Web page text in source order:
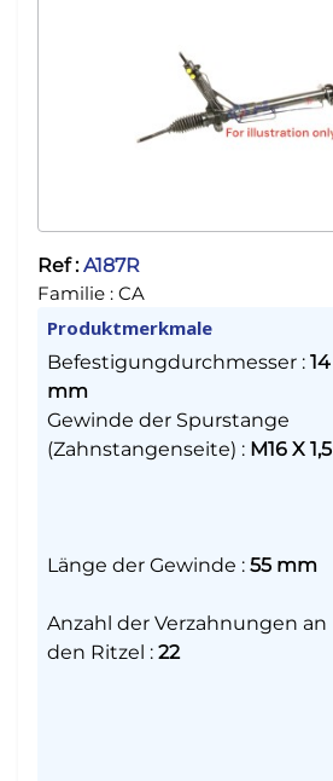
Ref :A187R
Familie : CA
Produktmerkmale
Befestigungdurchmesser : 14
mm
Gewinde der Spurstange
(Zahnstangenseite) : M16 X 1,5
Länge der Gewinde : 55 mm
Anzahl der Verzahnungen an
den Ritzel : 22